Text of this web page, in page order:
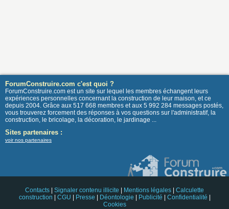
ForumConstruire.com c'est quoi ?
ForumConstruire.com est un site sur lequel les membres échangent leurs
expériences personnelles concernant la construction de leur maison, et ce
depuis 2004. Grâce aux 517 668 membres et aux 5 992 284 messages postés,
vous trouverez forcement des réponses à vos questions sur l'administratif, la
construction, le bricolage, la décoration, le jardinage ...
Sites partenaires :
voir nos partenaires
Contacts Signaler contenu illicite Mentions légales
Calculette
construction
CGU Presse Déontologie Publicité Confidentialité
Cookies